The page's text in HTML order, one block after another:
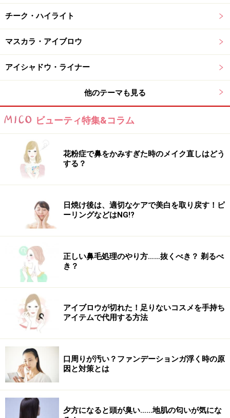
マナラ BBリキッドバー
（SPF35・PA+++ 全2色 各7g 税抜各3400円）
バータイプのBBクリーム。肌に触れた瞬間スルスルとろ
けて均一に広がり、ムラのない肌に仕上げてくれます。
穴やシワも自然にカバー。顔全体になじませて、手やス
さ、かなりポイント高いです！
ニキビをメイクで隠したいという女性の願
いを叶える
ニキビの上から塗っても罪悪感なし！
チーク・ハイライト
マスカラ・アイブロウ
アイシャドウ・ライナー
他のテーマも見る
ビューティ特集&コラム
花粉症で鼻をかみすぎた時のメイク直しはどう
する？
日焼け後は、適切なケアで美白を取り戻す！ピ
ーリングなどはNG!?
正しい鼻毛処理のやり方……抜くべき？ 剃るべ
き？
アイブロウが切れた！足りないコスメを手持ち
アイテムで代用する方法
口周りが汚い？ファンデーションガ浮く時の原
因と対策とは
夕方になると頭が臭い……地肌の匂いが気にな